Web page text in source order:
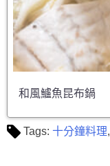
和風鱸魚昆布鍋
Tags: 十分鐘料理,